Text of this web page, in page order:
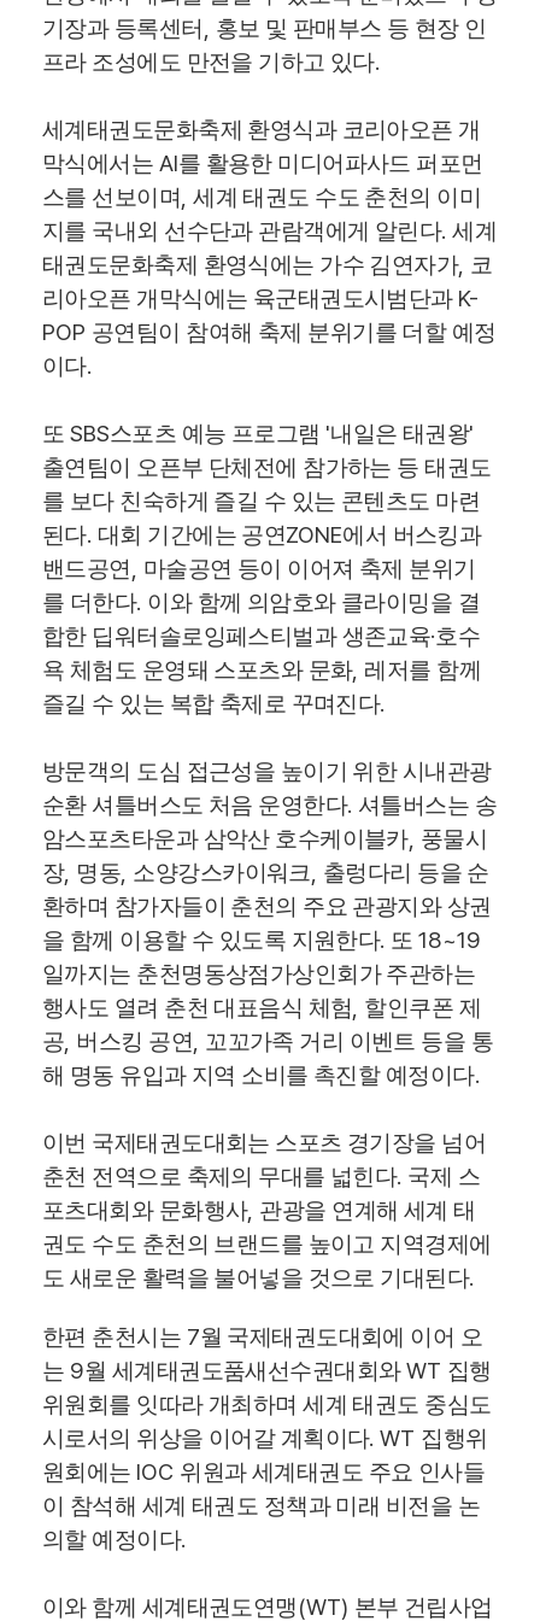
기장과 등록센터 , 홍보 및 판매부스 등 현장 인
프라 조성에도 만전을 기하고 있다.
세계태권도문화축제 환영식과 코리아오픈 개
막식에서는 AI를 활용한 미디어파사드 퍼포먼
스를 선보이며,세계 태권도 수도 춘천의 이미
지를 국내외 선수단과 관람객에게 알린다.세계
태권도문화축제 환영식에는 가수 김연자가, 코
리아오픈 개막식에는 육군태권도시범단과 K-
POP 공연팀이 참여해 축제 분위기를 더할 예정
이다.
또 SBS스포츠 예능 프로그램 '내일은 태권왕'
출연팀이 오픈부 단체전에 참가하는 등 태권도
를 보다 친숙하게 즐길 수 있는 콘텐츠도 마련
된다. 대회 기간에는 공연ZONE에서 버스킹과
밴드공연 , 마술공연 등이 이어져 축제 분위기
를 더한다. 이와 함께 의암호와 클라이밍을 결
합한 딥워터솔로잉페스티벌과 생존교육·호수
욕 체험도 운영돼 스포츠와 문화, 레저를 함께
즐길 수 있는 복합 축제로 꾸며진다.
방문객의 도심 접근성을 높이기 위한 시내관광
순환 셔틀버스도 처음 운영한다. 셔틀버스는 송
암스포츠타운과 삼악산 호수케이블카, 풍물시
장, 명동, 소양강스카이워크, 출렁다리 등을 순
환하며 참가자들이 춘천의 주요 관광지와 상권
을 함께 이용할 수 있도록 지원한다. 또18~19
일까지는 춘천명동상점가상인회가 주관하는
행사도 열려 춘천 대표음식 체험, 할인쿠폰 제
공, 버스킹 공연, 꼬꼬가족 거리 이벤트 등을 통
해 명동 유입과 지역 소비를 촉진할 예정이다.
이번 국제태권도대회는 스포츠 경기장을 넘어
춘천 전역으로 축제의 무대를 넓힌다. 국제 스
포츠대회와 문화행사, 관광을 연계해 세계 태
권도 수도 춘천의 브랜드를 높이고 지역경제에
도 새로운 활력을 불어넣을 것으로 기대된다.
한편 춘천시는 7월 국제태권도대회에 이어 오
는 9월 세계태권도품새선수권대회와WT 집행
위원회를 잇따라 개최하며 세계 태권도 중심도
시로서의 위상을 이어갈 계획이다. WT 집행위
원회에는 IOC 위원과 세계태권도 주요 인사들
이 참석해 세계 태권도 정책과 미래 비전을 논
의할 예정이다.
이와 함께 세계태권도연맹(WT) 본부 건립사업